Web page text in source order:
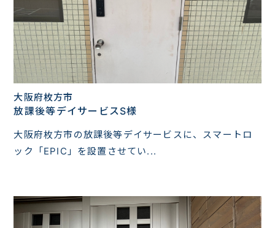
大阪府枚方市
放課後等デイサービスS様
大阪府枚方市の放課後等デイサービスに、スマートロ
ック「EPIC」を設置させてい...